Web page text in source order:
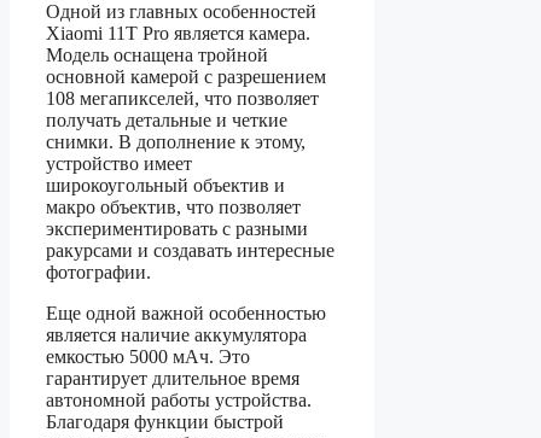
Одной из главных особенностей
Xiaomi 11T Pro является камера.
Модель оснащена тройной
основной камерой с разрешением
108 мегапикселей, что позволяет
получать детальные и четкие
снимки. В дополнение к этому,
устройство имеет
широкоугольный объектив и
макро объектив, что позволяет
экспериментировать с разными
ракурсами и создавать интересные
фотографии.
Еще одной важной особенностью
является наличие аккумулятора
емкостью 5000 мАч. Это
гарантирует длительное время
автономной работы устройства.
Благодаря функции быстрой